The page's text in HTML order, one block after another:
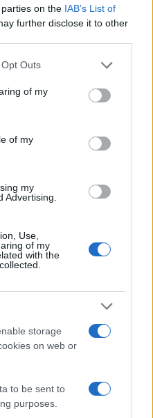
on the IAB’s List of
further disclose it to other
uses one or more Google
You may click to
and its third-party tags to
purposes in below Google
Outs
of my
of my
my
Advertising.
Use,
of my
with the
storage
on web or
to be sent to
purposes.
a Modena attraverso
nel padel: consigli e